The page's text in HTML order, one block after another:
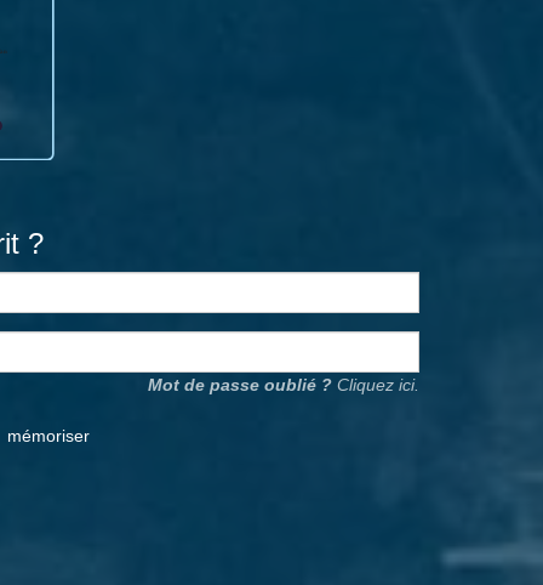
?
Mot de passe oublié ? Cliquez ici.
mémoriser